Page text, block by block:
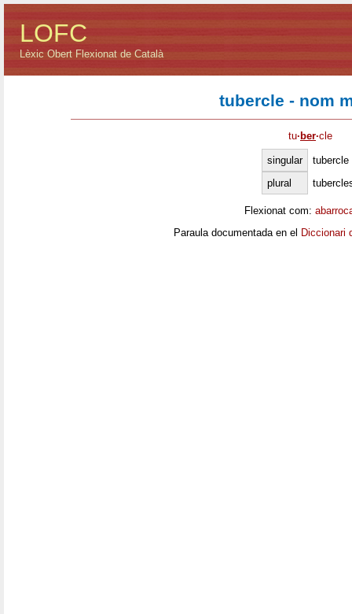
LOFC
Lèxic Obert Flexionat de Català
tubercle - nom
tu· ber·cle
singular
tubercle
plural
Flexionat com:
Paraula documentada en el Diccionari